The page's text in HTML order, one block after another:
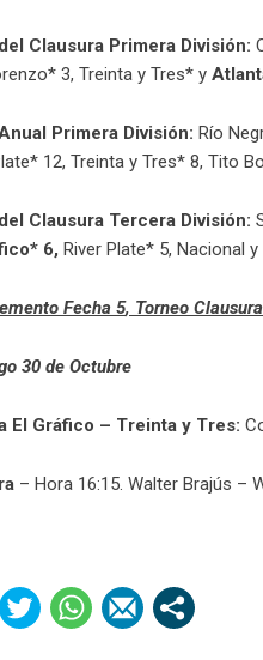
Clausura Primera División:
3, Treinta y Tres* y
Primera División: Río
12, Treinta y Tres* 8, Tito
Clausura Tercera División:
6, River Plate* 5, Nacional
Fecha 5, Torneo
30 de Octubre
El Gráfico – Treinta y Tres:
– Hora 16:15. Walter Brajús –